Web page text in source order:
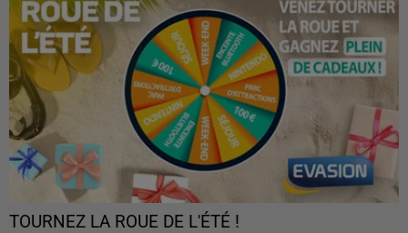
TOURNEZ LA ROUE DE L'ÉTÉ !